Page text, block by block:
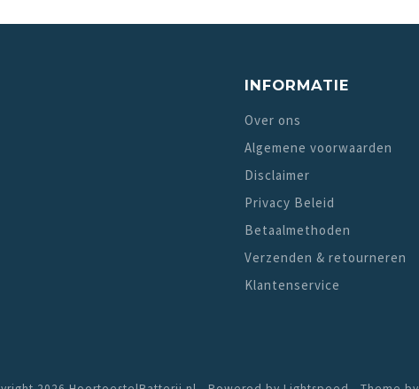
INFORMATIE
Over ons
Algemene voorwaarden
Disclaimer
Privacy Beleid
Betaalmethoden
Verzenden & retourneren
Klantenservice